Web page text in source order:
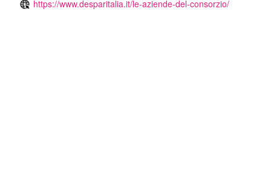
https://www.desparitalia.it/le-aziende-del-consorzio/